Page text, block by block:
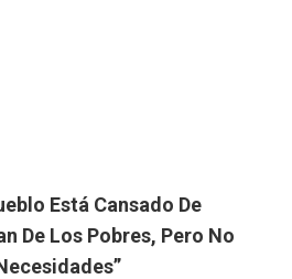
Está Cansado De
De Los Pobres, Pero No